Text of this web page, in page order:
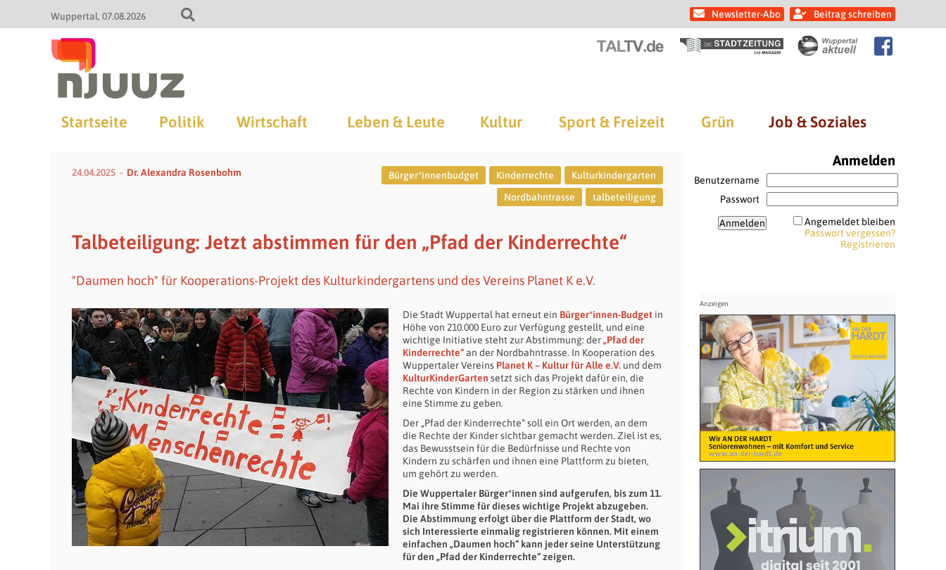
Wuppertal 07.08.2026 Newsletter-Abo Beitrag schreiben
Startseite Politik Wirtschaft Leben & Leute Kultur Sport & Freizeit Grün Job & Soziales
24.04.2025 Dr. Alexandra Rosenbohm Bürger*innenbudget Kinderrechte
Kulturkindergarten
Nordbahntrasse
talbeteiligung
Talbeteiligung: Jetzt abstimmen für den „Pfad der Kinderrechte“
"Daumen hoch" für Kooperations-Projekt des Kulturkindergartens und des Vereins Planet K e.V.
Die Stadt Wuppertal hat erneut ein Bürger*innen-Budget in
Höhe von 210.000 Euro zur Verfügung gestellt, und eine
wichtige Initiative steht zur Abstimmung: der„Pfad der
Kinderrechte“an der Nordbahntrasse. In Kooperation des
Wuppertaler Vereins Planet K – Kultur für Alle e.V. und dem
KulturKinderGarten setzt sich das Projekt dafür ein, die
Rechte von Kindern in der Region zu stärken und ihnen
eine Stimme zu geben.
Der „Pfad der Kinderrechte“ soll ein Ort werden, an dem
die Rechte der Kinder sichtbar gemacht werden. Ziel ist es,
das Bewusstsein für die Bedürfnisse und Rechte von
Kindern zu schärfen und ihnen eine Plattform zu bieten,
um gehört zu werden.
Die Wuppertaler Bürger*innen sind aufgerufen, bis zum 11.
Mai ihre Stimme für dieses wichtige Projekt abzugeben.
Die Abstimmung erfolgt über die Plattform der Stadt, wo
sich Interessierte einmalig registrieren können. Mit einem
einfachen „Daumen hoch“ kann jeder seine Unterstützung
für den „Pfad der Kinderrechte“ zeigen.
Anmelden
Benutzername
Passwort
Angemeldet bleiben
Passwort vergessen?
Registrieren